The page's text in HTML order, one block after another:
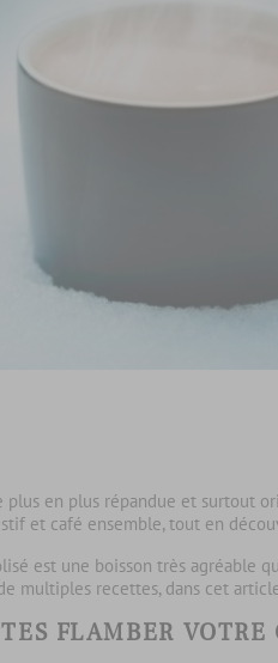
plus en plus répandue et surtout
et café ensemble, tout en
est une boisson très agréable
multiples recettes, dans cet
FLAMBER